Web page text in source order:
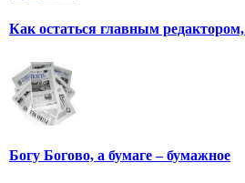
Как остаться главным
Богу Богово, а бумаге – бумажное